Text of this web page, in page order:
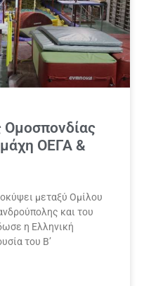
Ομοσπονδίας
ΟΕΓΑ &
μεταξύ Ομίλου
και του
η Ελληνική
του Β’